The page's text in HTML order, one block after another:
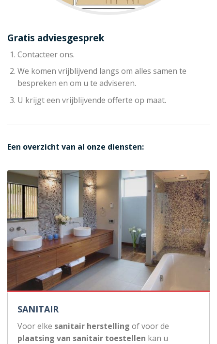
Gratis adviesgesprek
Contacteer ons.
We komen vrijblijvend langs om alles samen te
bespreken en om u te adviseren.
U krijgt een vrijblijvende offerte op maat.
Een overzicht van al onze diensten:
SANITAIR
Voor elke sanitair herstelling of voor de
plaatsing van sanitair toestellen kan u